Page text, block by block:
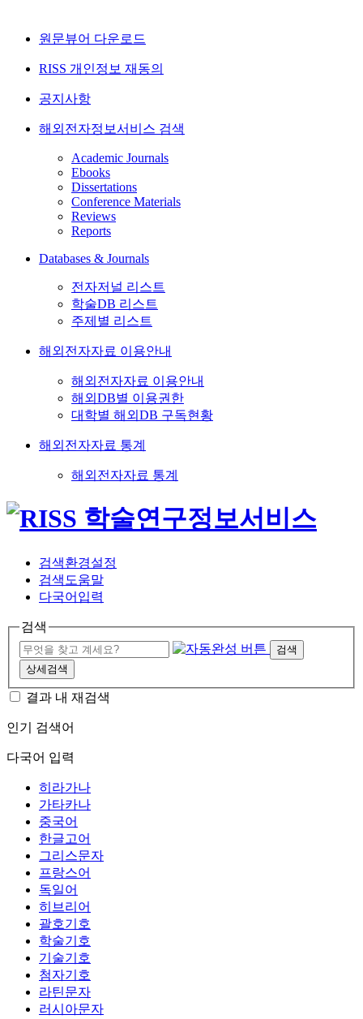
원문뷰어 다운로드
RISS 개인정보 재동의
공지사항
해외전자정보서비스 검색
Academic Journals
Ebooks
Dissertations
Conference Materials
Reviews
Reports
Databases & Journals
전자저널 리스트
학술DB 리스트
주제별 리스트
해외전자자료 이용안내
해외전자자료 이용안내
해외DB별 이용권한
대학별 해외DB 구독현황
해외전자자료 통계
해외전자자료 통계
검색환경설정
검색도움말
다국어입력
검색
검색
상세검색
결과 내 재검색
인기 검색어
다국어 입력
히라가나
가타카나
중국어
한글고어
그리스문자
프랑스어
독일어
히브리어
괄호기호
학술기호
기술기호
첨자기호
라틴문자
러시아문자